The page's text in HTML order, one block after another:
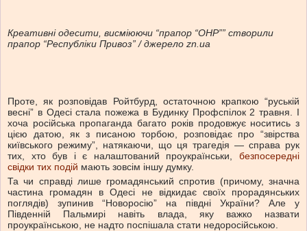
Креативні одесити, висміюючи “прапор “ОНР”” створили
прапор “Республіки Привоз” / джерело zn.ua
Проте, як розповідав Ройтбурд, остаточною крапкою “руській
весні” в Одесі стала пожежа в Будинку Профспілок 2 травня. І
хоча російська пропаганда багато років продовжує носитись з
цією датою, як з писаною торбою, розповідає про “звірства
київського режиму”, натякаючи, що ця трагедія — справа рук
тих, хто був і є налаштований проукраїнськи, безпосередні
свідки тих подій мають зовсім іншу думку.
Та чи справді лише громадянський спротив (причому, значна
частина громадян в Одесі не відкидає своїх прорадянських
поглядів) зупинив “Новоросію” на півдні України? Але у
Південній Пальмирі навіть влада, яку важко назвати
проукраїнською, не надто поспішала стати недоросійською.